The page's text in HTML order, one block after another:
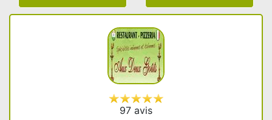
97 avis